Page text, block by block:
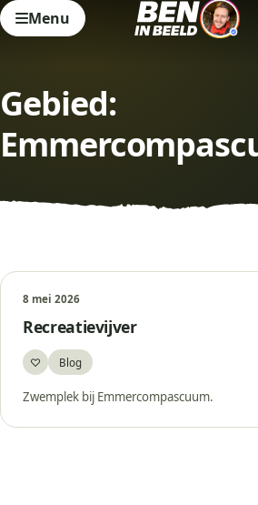
Menu
Gebied:
8 mei 2026
Recreatievijver
♡Bewaar
Blog
Zwemplek bij Emmercompascuum.